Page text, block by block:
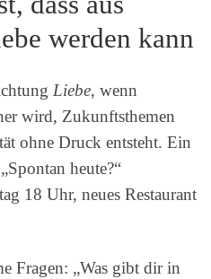
werden kann
Liebe, wenn
wird, Zukunftsthemen
ohne Druck entsteht. Ein
heute?“
18 Uhr, neues Restaurant
Fragen: „Was gibt dir in